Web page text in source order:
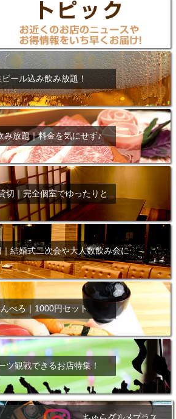
ビール込み飲み放題！
み放題｜料金を気にせず♪
切｜完全個室でゆったりと
結婚式二次会や大人数飲み会に
べろ｜1000円セット
ツ観戦できるお店特集！